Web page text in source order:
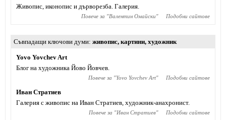
Живопис, иконопис и дърворезба. Галерия.
Повече за "Валентин Омайски" Подобни сайтове
Съвпадащи ключови думи живопис, картини, художник
Yovo Yovchev Art
Блог на художника Йово Йовчев.
Повече за "Yovo Yovchev Art" Подобни сайтове
Иван Стратиев
Галерия с живопис на Иван Стратиев, художник-анахронист.
Повече за "Иван Стратиев" Подобни сайтове